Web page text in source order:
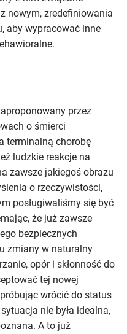
nowym, zredefiniowania
aby wypracować inne
przez
o śmierci
terminalną chorobę
ludzkie reakcje na
zawsze jakiegoś obrazu
o rzeczywistości,
posługiwaliśmy się być
że już zawsze
bezpiecznych
zmiany w naturalny
opór i skłonność do
tej nowej
wrócić do status
nie była idealna,
A to już